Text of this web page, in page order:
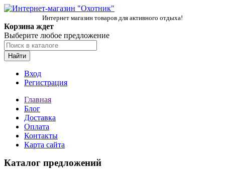
Интернет магазин товаров для активного отдыха!
Корзина ждет
Выберите любое предложение
Найти
Вход
Регистрация
Главная
Блог
Доставка
Оплата
Контакты
Карта сайта
Каталог предложений